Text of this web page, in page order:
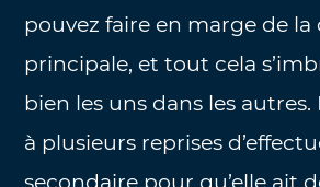
pouvez faire en marge de la
principale, et tout cela
bien les uns dans les autres.
à plusieurs reprises